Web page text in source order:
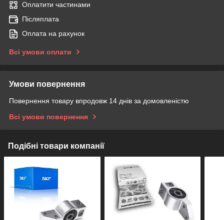
Оплатити частинами
Післяплата
Оплата на рахунок
Всі умови оплати
Умови повернення
Повернення товару впродовж 14 днів за домовленістю
Всі умови повернення
Подібні товари компанії